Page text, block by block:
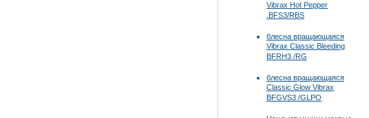
Vibrax Hot Pepper
.BFS3/RBS
блесна вращающаяся
Vibrax Classic Bleeding
BFRH3 /RG
блесна вращающаяся
Classic Glow Vibrax
BFGVS3 /GLPO